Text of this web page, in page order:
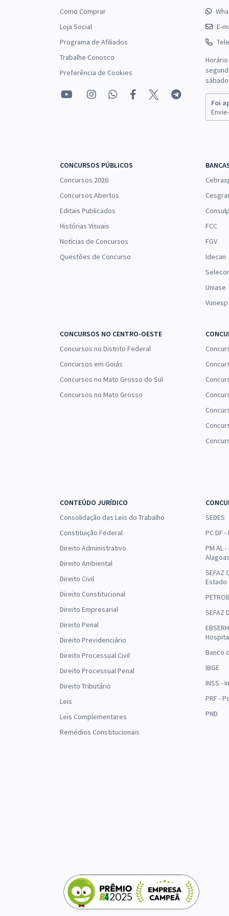
Como Comprar
Loja Social
Programa de Afiliados
Trabalhe Conosco
Preferência de Cookies
E-
sábado
Foi
CONCURSOS PÚBLICOS
Concursos 2026
Concursos Abertos
Editais Publicados
Histórias Visuais
Notícias de Concursos
Questões de Concurso
FCC
FGV
Idecan
Uniase
Vunesp
CONCURSOS NO CENTRO-OESTE
Concursos no Distrito Federal
Concursos em Goiás
Concursos no Mato Grosso do Sul
Concursos no Mato Grosso
CONTEÚDO JURÍDICO
Consolidação das Leis do Trabalho
Constituição Federal
Direito Administrativo
Direito Ambiental
Direito Civil
Direito Constitucional
Direito Empresarial
Direito Penal
Direito Previdenciário
Direito Processual Civil
Direito Processual Penal
Direito Tributário
Leis
Leis Complementares
Remédios Constitucionais
SEDES
PC DF -
PM AL
SEFAZ
Estado
SEFAZ
Banco
IBGE
INSS -
PRF -
PND